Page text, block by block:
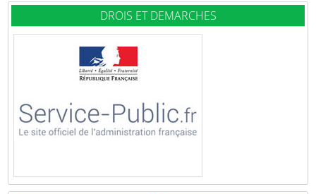
DROIS ET DEMARCHES